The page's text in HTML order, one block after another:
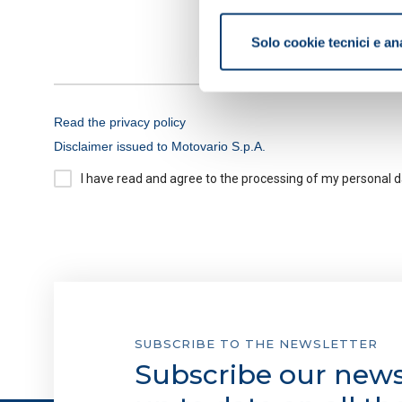
Identificare il tuo
digitali).
Approfondisci come
modificare o ritirare il tuo
Informativa breve e
Informiamo che in questo
Cookie di profilazione/
e mostrarti avvisi
cookie di profilazione,
Solo cookie tecnici e
Read the privacy policy
Disclaimer issued to Motovario S.p.A.
I have read and agree to the processing of my personal
SUBSCRIBE TO THE NEWSLETTER
Subscribe our